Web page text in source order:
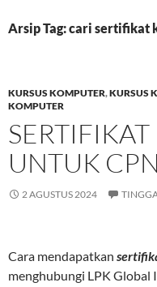
Arsip Tag: cari sertifikat
KURSUS KOMPUTER,KURSUS
KOMPUTER
UNTUK
2 AGUSTUS 2024
Cara mendapatkan
menghubungi LPK Global